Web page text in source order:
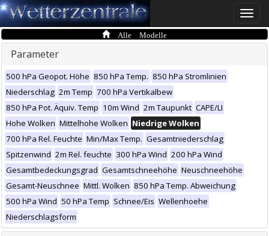
Toggle
Alle Modelle
Parameter
500 hPa Geopot. Höhe 850 hPa Temp. 850 hPa Stromlinien
Niederschlag 2m Temp 700 hPa Vertikalbew
850 hPa Pot. Äquiv. Temp 10m Wind 2m Taupunkt CAPE/LI
Hohe Wolken Mittelhohe Wolken Niedrige Wolken
700 hPa Rel. Feuchte Min/Max Temp. Gesamtniederschlag
Spitzenwind 2m Rel. feuchte 300 hPa Wind 200 hPa Wind
Gesamtbedeckungsgrad Gesamtschneehöhe Neuschneehöhe
Gesamt-Neuschnee Mittl. Wolken 850 hPa Temp. Abweichung
500 hPa Wind 50 hPa Temp Schnee/Eis Wellenhoehe
Niederschlagsform